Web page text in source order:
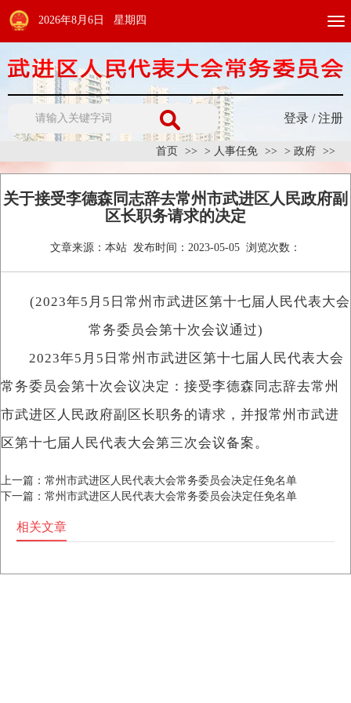
2026年8月6日 星期四
登录 /注册
首页 > 人事任免 > 政府
关于接受李德森同志辞去常州市武进区人民政府副
区长职务请求的决定
文章来源： 本站 发布时间： 2023-05-05 浏览次数：
(2023年5月5日常州市武进区第十七届人民代表大会
常务委员会第十次会议通过)
2023年5月5日常州市武进区第十七届人民代表大会
常务委员会第十次会议决定：接受李德森同志辞去常州
市武进区人民政府副区长职务的请求，并报常州市武进
区第十七届人民代表大会第三次会议备案。
上一篇： 常州市武进区人民代表大会常务委员会决定任免名单
下一篇： 常州市武进区人民代表大会常务委员会决定任免名单
相关文章